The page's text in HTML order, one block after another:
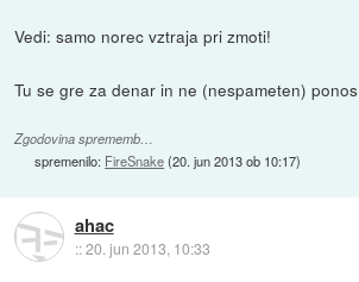
Vedi: samo norec vztraja pri zmoti!
Tu se gre za denar in ne (nespameten) ponos
Zgodovina sprememb…
spremenilo: FireSnake(20. jun 2013 ob 10:17)
ahac
::20. jun 2013, 10:33